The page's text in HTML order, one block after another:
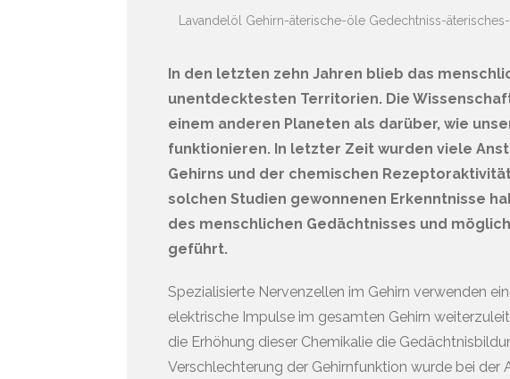
Lavandelöl Gehirn-äterische-öle Gedechtniss-äterisches-
In den letzten zehn Jahren blieb das
unentdecktesten Territorien. Die
einem anderen Planeten als darüber, wie
funktionieren. In letzter Zeit wurden viele
Gehirns und der chemischen
solchen Studien gewonnenen Erkenntnisse
des menschlichen Gedächtnisses und
geführt.
Spezialisierte Nervenzellen im Gehirn verwenden
elektrische Impulse im gesamten Gehirn
die Erhöhung dieser Chemikalie die
Verschlechterung der Gehirnfunktion wurde bei der